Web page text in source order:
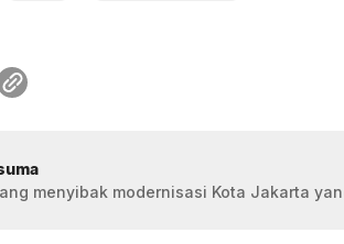
menyibak modernisasi Kota Jakarta